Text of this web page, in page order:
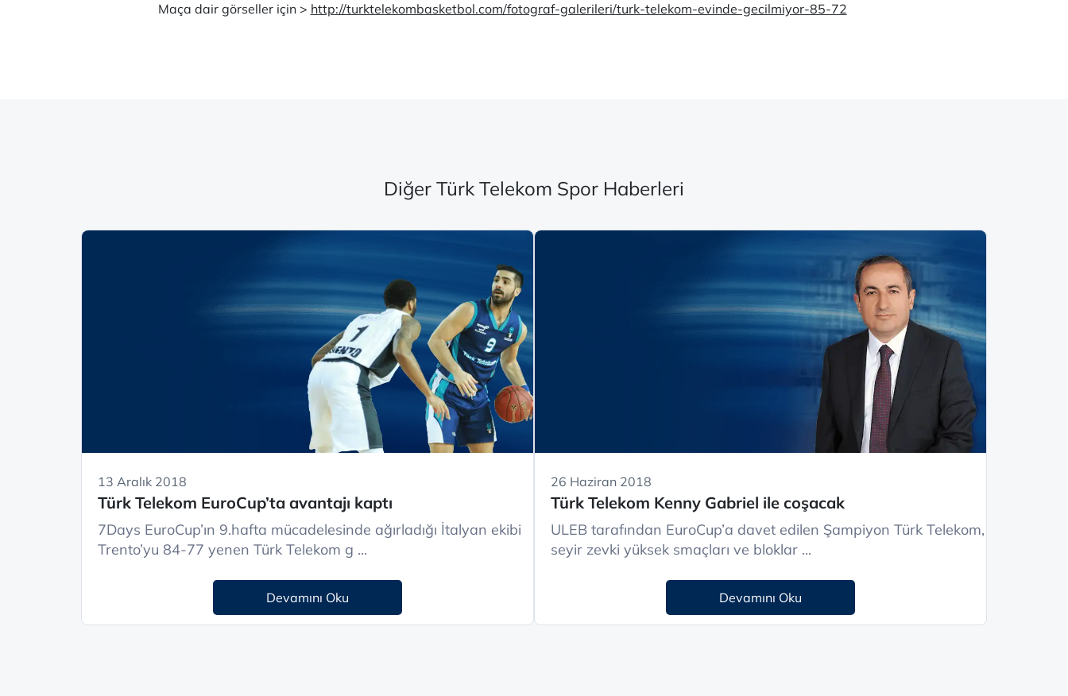
Maça dair görseller için > http://turktelekombasketbol.com/fotograf-galerileri/turk-telekom-evinde-gecilmiyor-85-72
Diğer Türk Telekom Spor Haberleri
13 Aralık 2018
Türk Telekom EuroCup’ta avantajı kaptı
7Days EuroCup’ın 9.hafta mücadelesinde ağırladığı İtalyan ekibi
Trento’yu 84-77 yenen Türk Telekom g ...
Devamını Oku
26 Haziran 2018
Türk Telekom Kenny Gabriel ile coşacak
ULEB tarafından EuroCup’a davet edilen Şampiyon Türk Telekom,
seyir zevki yüksek smaçları ve bloklar ...
Devamını Oku